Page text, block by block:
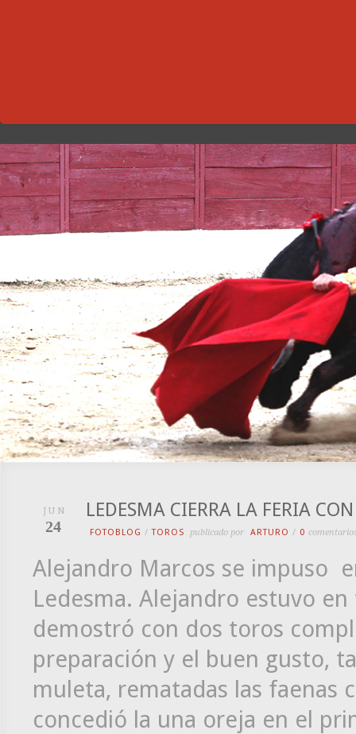
JUN
24
LEDESMA CIERRA LA FERIA
FOTOBLOG /TOROS publicado por ARTURO / 0
Alejandro Marcos se impuso
Ledesma. Alejandro estuvo
demostró con dos toros
preparación y el buen gusto,
muleta, rematadas las faenas
concedió la una oreja en el